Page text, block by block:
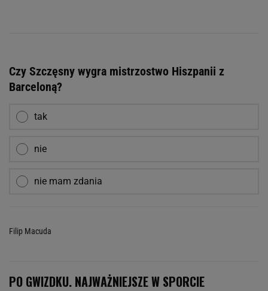
Czy Szczęsny wygra mistrzostwo Hiszpanii z
Barceloną?
tak
nie
nie mam zdania
Filip Macuda